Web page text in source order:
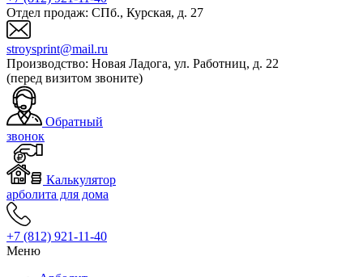
Отдел продаж: СПб., Курская, д. 27
stroysprint@mail.ru
Производство: Новая Ладога, ул. Работниц, д. 22
(перед визитом звоните)
Обратный
звонок
Калькулятор
арболита для дома
+7 (812) 921-11-40
Меню